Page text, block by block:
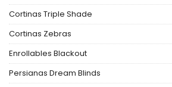
Cortinas Triple Shade
Cortinas Zebras
Enrollables Blackout
Persianas Dream Blinds